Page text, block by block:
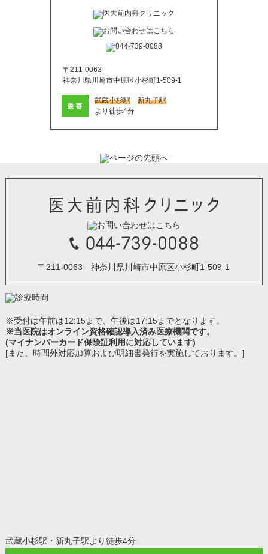
〒211-0063
神奈川県川崎市中原区小杉町1-509-1
武蔵小杉駅
新丸子駅
より徒歩4分
〒211-0063 神奈川県川崎市中原区小杉町1-509-1
※受付は午前は12:15まで、午後は17:15までとなります。
※当医院はオンライン資格確認導入済み医療機関です。
(マイナンバーカード保険証利用に対応しています)
[また、時間外対応加算および明細書発行を実施しております。]
武蔵小杉駅・新丸子駅より徒歩4分